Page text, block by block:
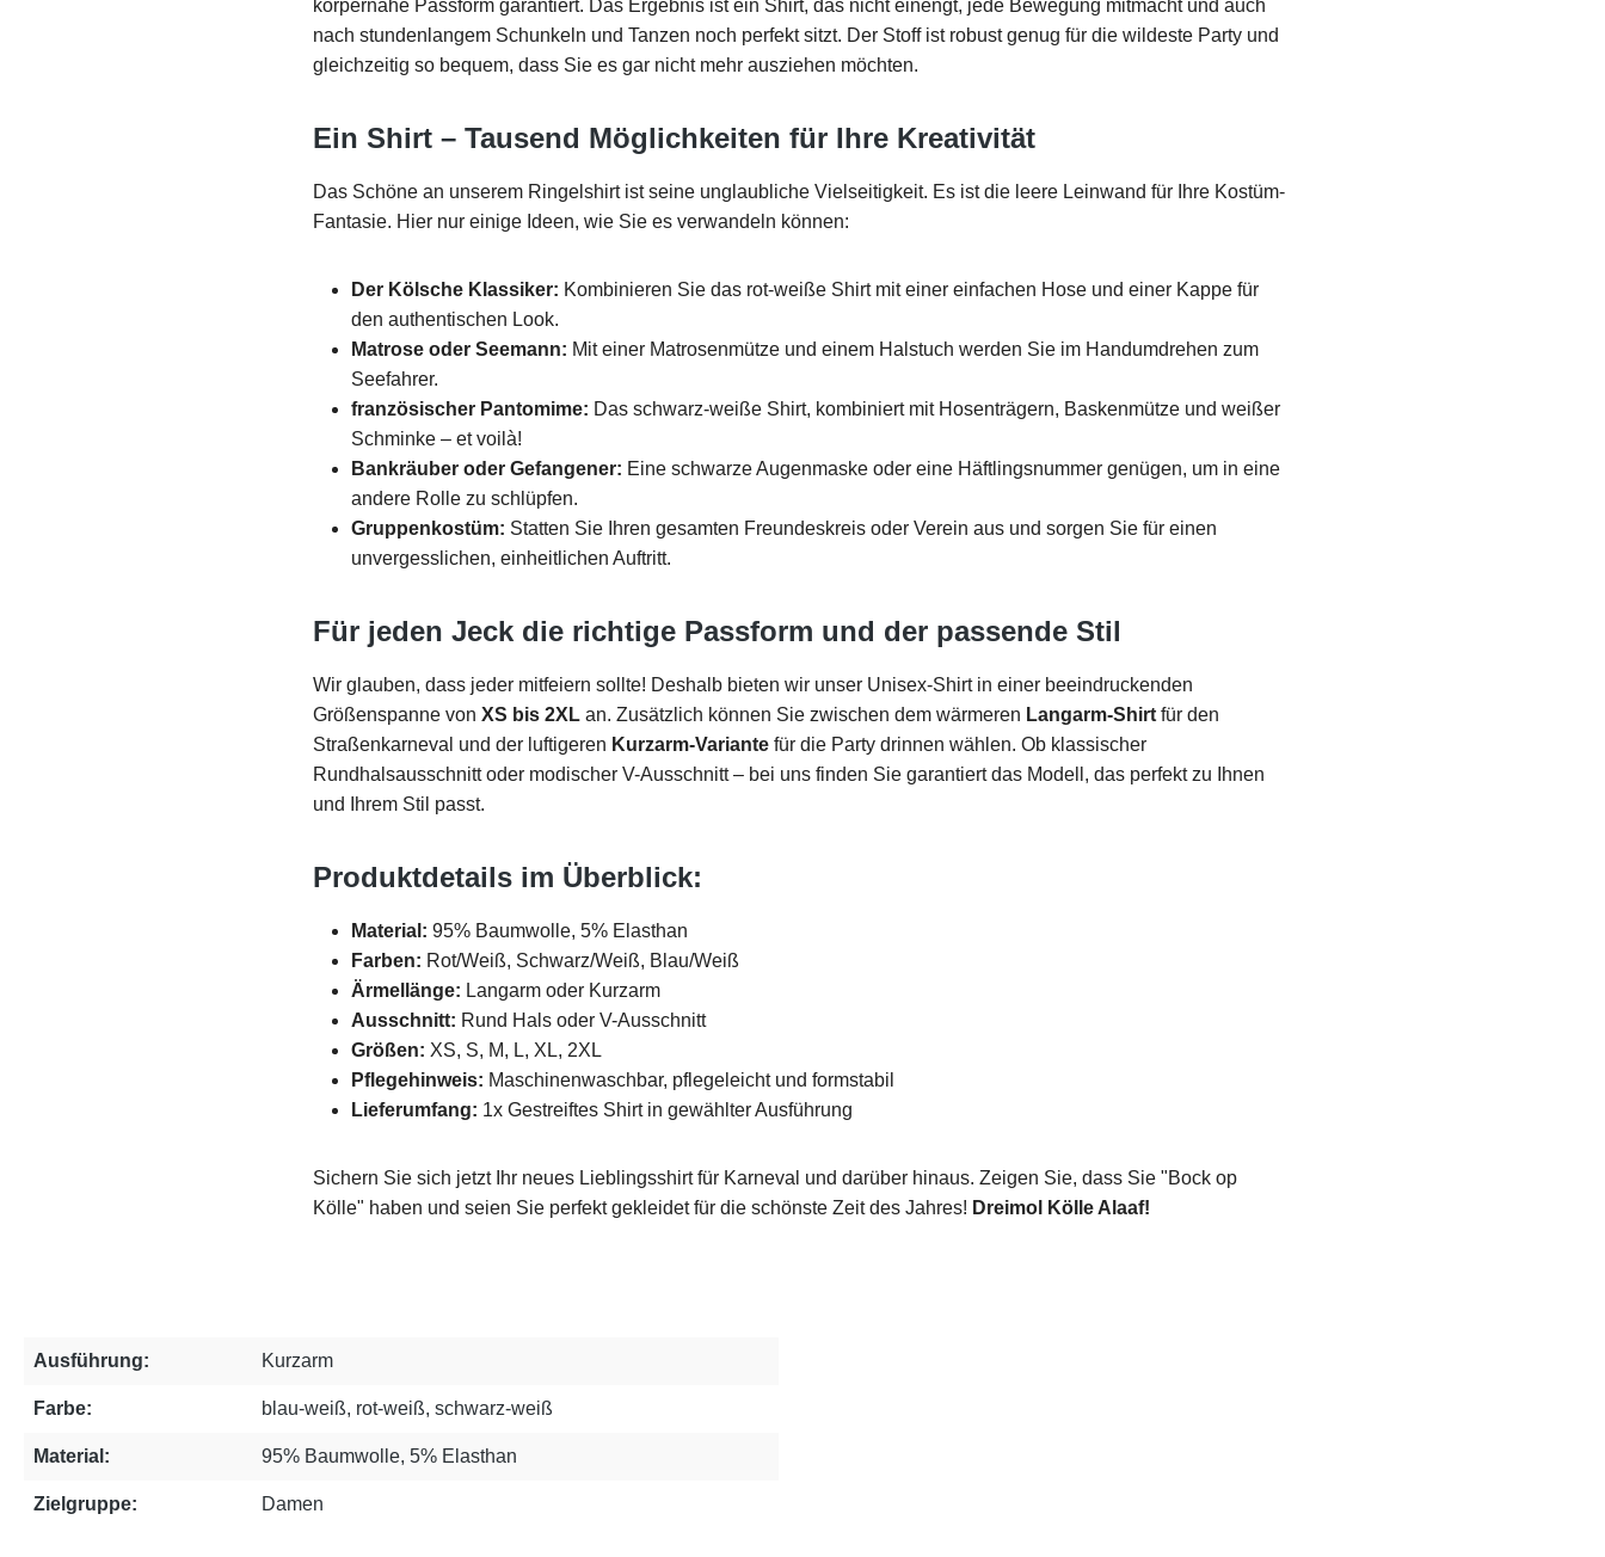
körpernahe Passform garantiert. Das Ergebnis ist ein Shirt, das nicht einengt, jede Bewegung mitmacht und auch
nach stundenlangem Schunkeln und Tanzen noch perfekt sitzt. Der Stoff ist robust genug für die wildeste Party und
gleichzeitig so bequem, dass Sie es gar nicht mehr ausziehen möchten.
Ein Shirt – Tausend Möglichkeiten für Ihre Kreativität
Das Schöne an unserem Ringelshirt ist seine unglaubliche Vielseitigkeit. Es ist die leere Leinwand für Ihre Kostüm-
Fantasie. Hier nur einige Ideen, wie Sie es verwandeln können:
Der Kölsche Klassiker: Kombinieren Sie das rot-weiße Shirt mit einer einfachen Hose und einer Kappe für
den authentischen Look.
Matrose oder Seemann: Mit einer Matrosenmütze und einem Halstuch werden Sie im Handumdrehen zum
Seefahrer.
französischer Pantomime: Das schwarz-weiße Shirt, kombiniert mit Hosenträgern, Baskenmütze und weißer
Schminke – et voilà!
Bankräuber oder Gefangener: Eine schwarze Augenmaske oder eine Häftlingsnummer genügen, um in eine
andere Rolle zu schlüpfen.
Gruppenkostüm: Statten Sie Ihren gesamten Freundeskreis oder Verein aus und sorgen Sie für einen
unvergesslichen, einheitlichen Auftritt.
Für jeden Jeck die richtige Passform und der passende Stil
Wir glauben, dass jeder mitfeiern sollte! Deshalb bieten wir unser Unisex-Shirt in einer beeindruckenden
Größenspanne von XS bis 2XL an. Zusätzlich können Sie zwischen dem wärmeren Langarm-Shirt für den
Straßenkarneval und der luftigeren Kurzarm-Variante für die Party drinnen wählen. Ob klassischer
Rundhalsausschnitt oder modischer V-Ausschnitt – bei uns finden Sie garantiert das Modell, das perfekt zu Ihnen
und Ihrem Stil passt.
Produktdetails im Überblick:
Material: 95% Baumwolle, 5% Elasthan
Farben: Rot/Weiß, Schwarz/Weiß, Blau/Weiß
Ärmellänge: Langarm oder Kurzarm
Ausschnitt: Rund Hals oder V-Ausschnitt
Größen: XS, S, M, L, XL, 2XL
Pflegehinweis: Maschinenwaschbar, pflegeleicht und formstabil
Lieferumfang: 1x Gestreiftes Shirt in gewählter Ausführung
Sichern Sie sich jetzt Ihr neues Lieblingsshirt für Karneval und darüber hinaus. Zeigen Sie, dass Sie "Bock op
Kölle" haben und seien Sie perfekt gekleidet für die schönste Zeit des Jahres! Dreimol Kölle Alaaf!
Ausführung: Kurzarm
Farbe: blau-weiß, rot-weiß, schwarz-weiß
Material: 95% Baumwolle, 5% Elasthan
Zielgruppe: Damen